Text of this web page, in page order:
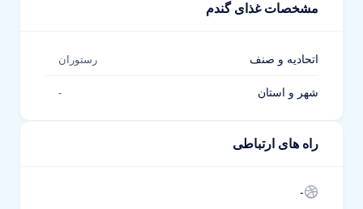
مشخصات غذای گندم
اتحادیه و صنف رستوران
شهر و استان -
راه های ارتباطی
-